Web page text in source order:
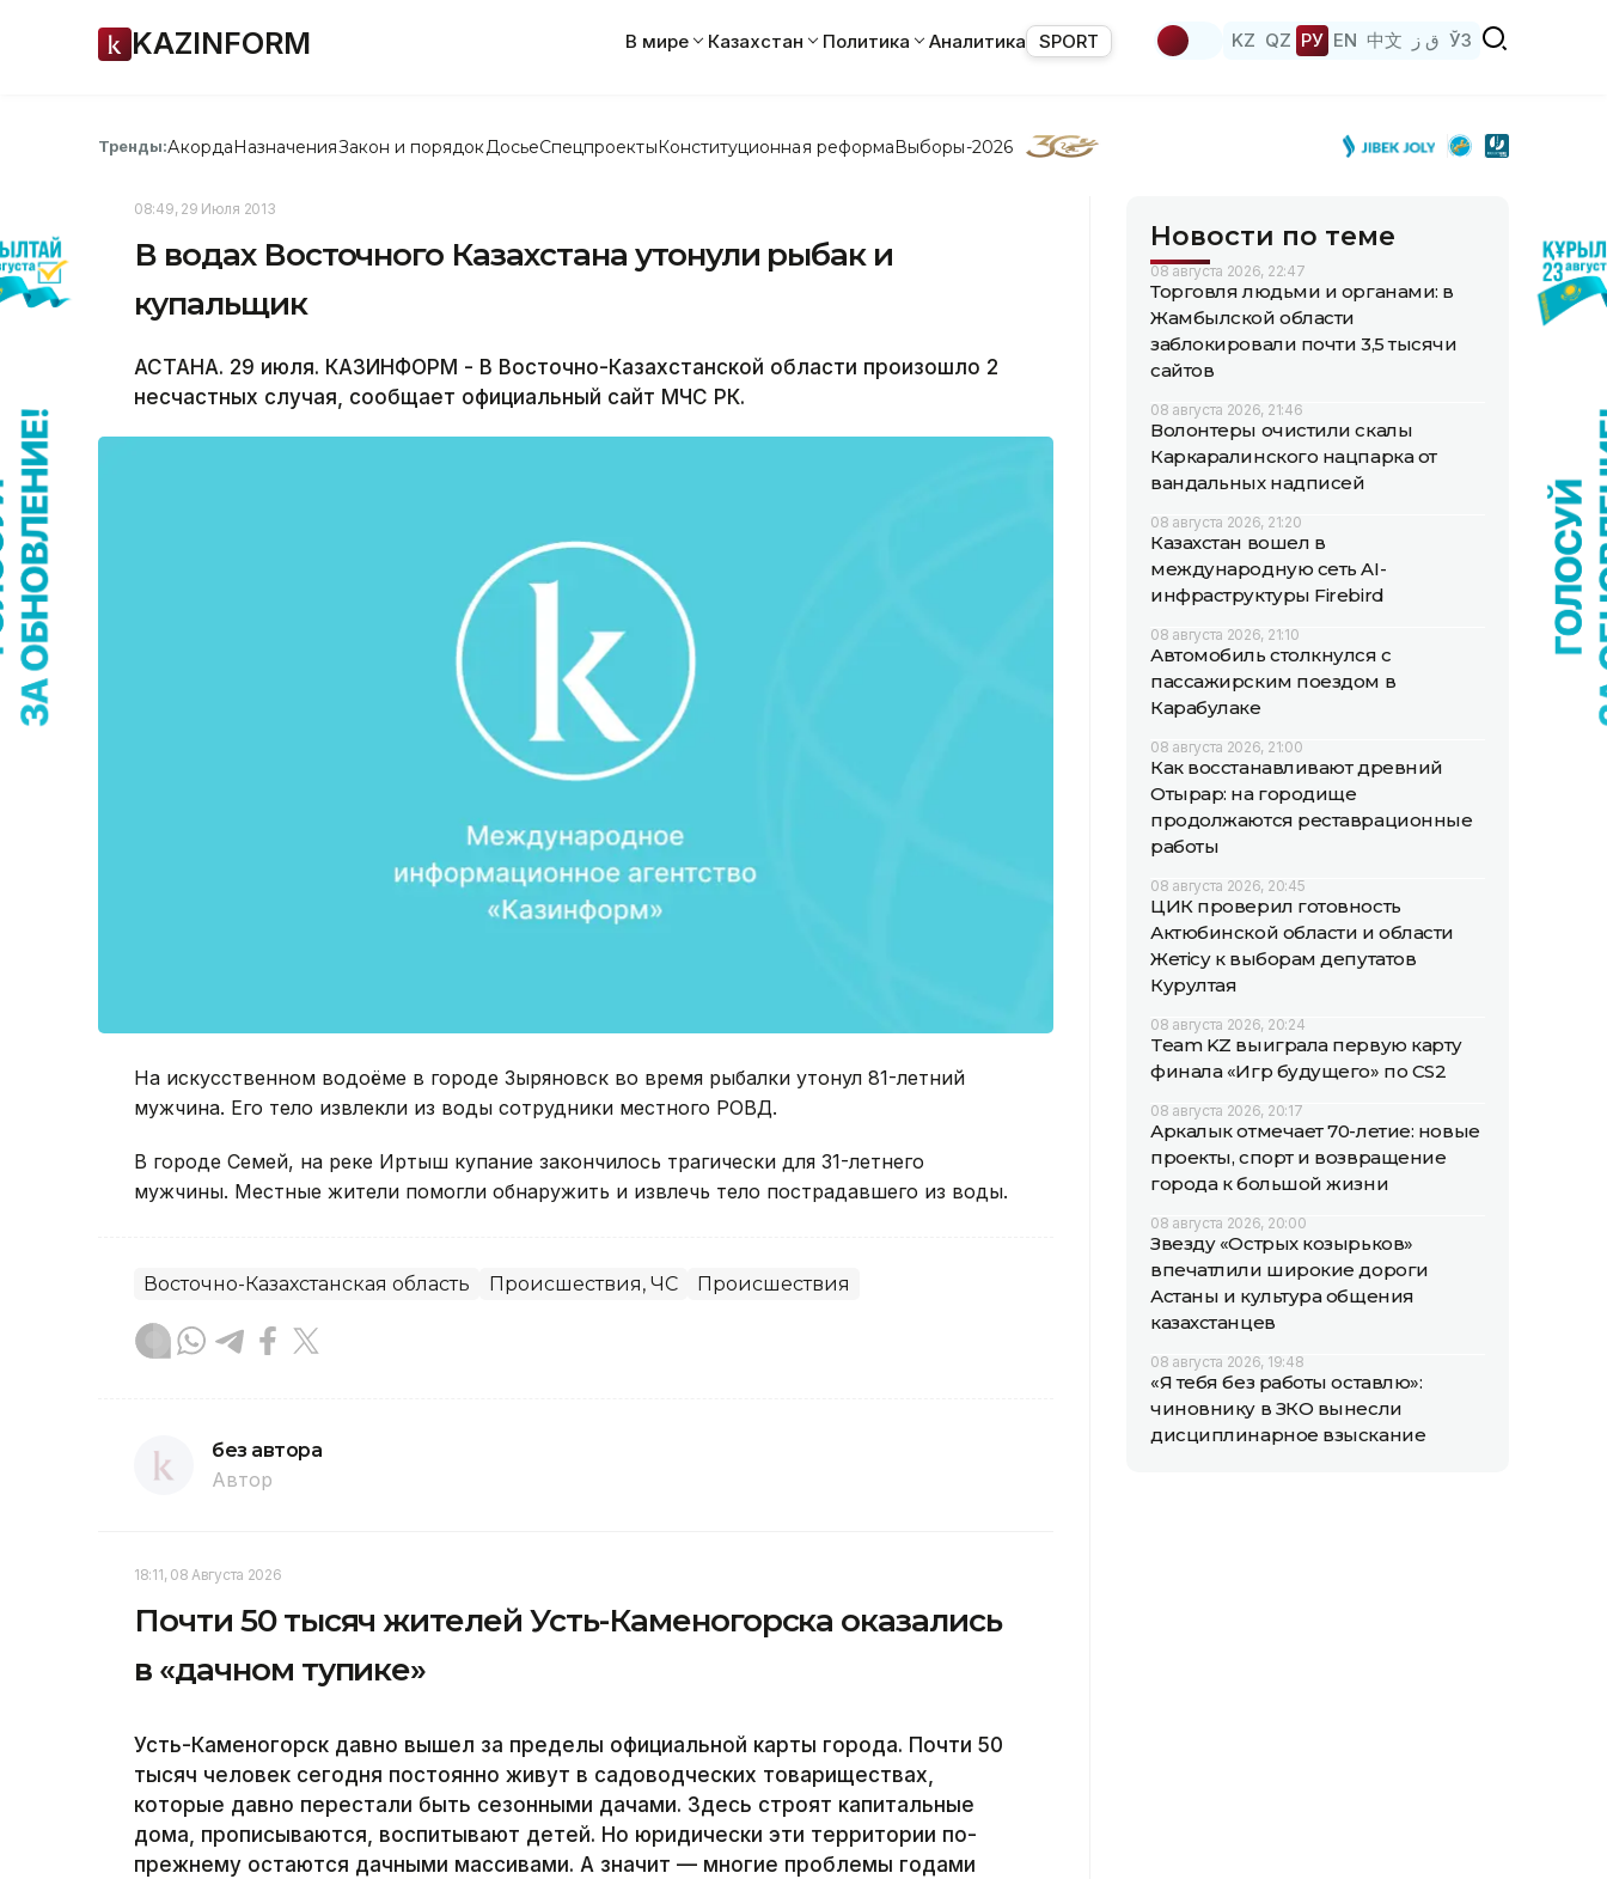
KAZINFORM В мире Казахстан Политика Аналитика SPORT KZ QZ РУ EN 中文 ق ز ЎЗ
Тренды:АкордаНазначенияЗакон и порядок ДосьеСпецпроектыКонституционная реформаВыборы-2026
08:49, 29 Июля 2013
В водах Восточного Казахстана утонули рыбак и
купальщик
АСТАНА. 29 июля. КАЗИНФОРМ - В Восточно-Казахстанской области произошло 2
несчастных случая, сообщает официальный сайт МЧС РК.
На искусственном водоёме в городе Зыряновск во время рыбалки утонул 81-летний
мужчина. Его тело извлекли из воды сотрудники местного РОВД.
В городе Семей, на реке Иртыш купание закончилось трагически для 31-летнего
мужчины. Местные жители помогли обнаружить и извлечь тело пострадавшего из воды.
Восточно-Казахстанская область Происшествия, ЧС Происшествия
без автора
Автор
18:11, 08 Августа 2026
Почти 50 тысяч жителей Усть-Каменогорска оказались
в «дачном тупике»
Усть-Каменогорск давно вышел за пределы официальной карты города. Почти 50
тысяч человек сегодня постоянно живут в садоводческих товариществах,
которые давно перестали быть сезонными дачами. Здесь строят капитальные
дома, прописываются, воспитывают детей. Но юридически эти территории по-
прежнему остаются дачными массивами. А значит — многие проблемы годами
Новости по теме
08 августа 2026, 22:47
Торговля людьми и органами: в
Жамбылской области
заблокировали почти 3,5 тысячи
сайтов
08 августа 2026, 21:46
Волонтеры очистили скалы
Каркаралинского нацпарка от
вандальных надписей
08 августа 2026, 21:20
Казахстан вошел в
международную сеть AI-
инфраструктуры Firebird
08 августа 2026, 21:10
Автомобиль столкнулся с
пассажирским поездом в
Карабулаке
08 августа 2026, 21:00
Как восстанавливают древний
Отырар: на городище
продолжаются реставрационные
работы
08 августа 2026, 20:45
ЦИК проверил готовность
Актюбинской области и области
Жетісу к выборам депутатов
Курултая
08 августа 2026, 20:24
Team KZ выиграла первую карту
финала «Игр будущего» по CS2
08 августа 2026, 20:17
Аркалык отмечает 70-летие: новые
проекты, спорт и возвращение
города к большой жизни
08 августа 2026, 20:00
Звезду «Острых козырьков»
впечатлили широкие дороги
Астаны и культура общения
казахстанцев
08 августа 2026, 19:48
«Я тебя без работы оставлю»:
чиновнику в ЗКО вынесли
дисциплинарное взыскание